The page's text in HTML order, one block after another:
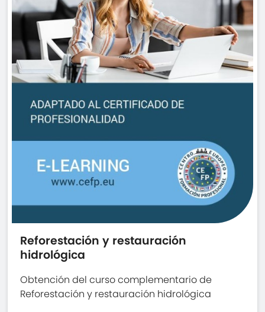
Reforestación y restauración
hidrológica
Obtención del curso complementario de
Reforestación y restauración hidrológica